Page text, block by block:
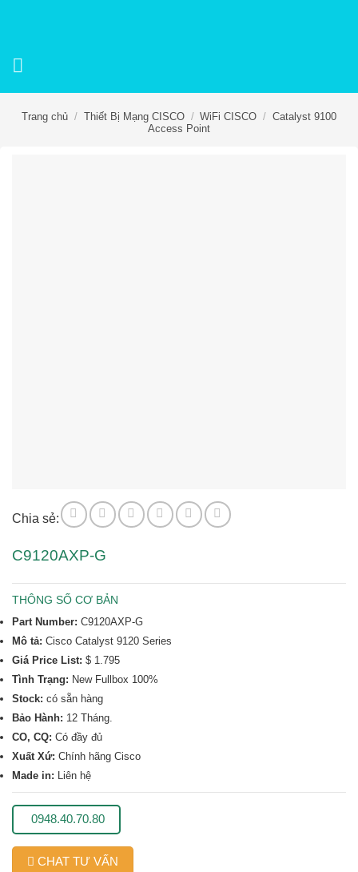
Trang chủ / Thiết Bị Mạng CISCO / WiFi CISCO / Catalyst 9100
Access Point
Chia sẻ:
C9120AXP-G
THÔNG SỐ CƠ BẢN
Part Number: C9120AXP-G
Mô tả: Cisco Catalyst 9120 Series
Giá Price List: $ 1.795
Tình Trạng: New Fullbox 100%
Stock: có sẵn hàng
Bảo Hành: 12 Tháng.
CO, CQ: Có đầy đủ
Xuất Xứ: Chính hãng Cisco
Made in: Liên hệ
0948.40.70.80
CHAT TƯ VẤN